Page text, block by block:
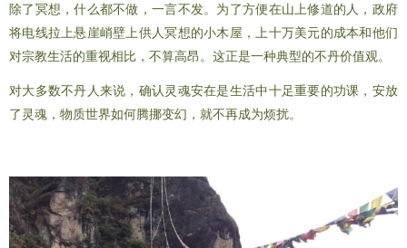
除了冥想，什么都不做，一言不发。为了方便在山上修道的人，政府
将电线拉上悬崖峭壁上供人冥想的小木屋，上十万美元的成本和他们
对宗教生活的重视相比，不算高昂。这正是一种典型的不丹价值观。
对大多数不丹人来说，确认灵魂安在是生活中十足重要的功课，安放
了灵魂，物质世界如何腾挪变幻，就不再成为烦扰。